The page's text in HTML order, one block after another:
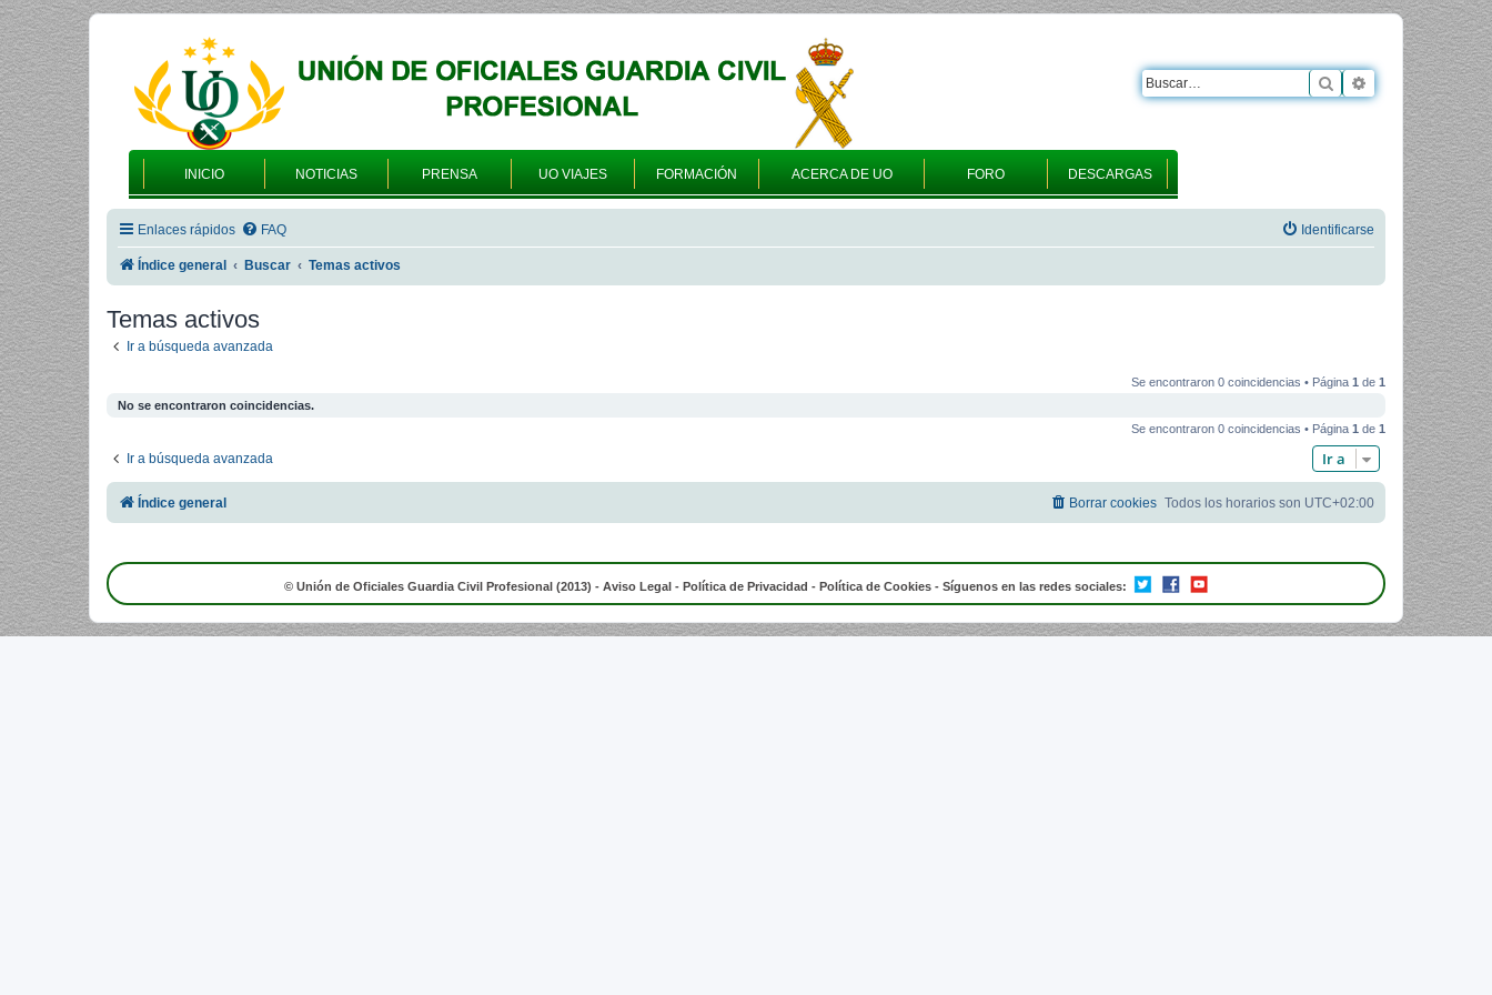
INICIO NOTICIAS PRENSA UO VIAJES FORMACIÓN ACERCA DE UO FORO DESCARGAS
Buscar Búsqueda
Enlaces rápidos FAQ Identificarse
Índice general Buscar Temas activos
Temas activos
Ir a búsqueda avanzada
Se encontraron 0 coincidencias • Página 1 de 1
No se encontraron coincidencias.
Se encontraron 0 coincidencias • Página 1 de 1
Ir a búsqueda avanzada Ir a
Índice general Todos los horarios son UTC+02:00
Borrar cookies
© Unión de Oficiales Guardia Civil Profesional (2013) - Aviso Legal - Política de Privacidad - Política de Cookies - Síguenos en las redes sociales: